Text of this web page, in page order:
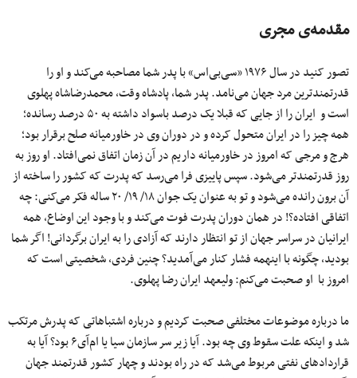
مقدمه‌ی مجری
تصور کنید در سال ۱۹۷۶ «سی‌بی‌اس» با پدر شما مصاحبه می‌کند و او را
قدرتمندترین مرد جهان می‌نامد. پدر شما، پادشاه وقت، محمدرضاشاه پهلوی
است و ایران را از جایی که قبلا یک درصد باسواد داشته به ۵۰ درصد رسانده؛
همه چیز را در ایران متحول کرده و در دوران وی در خاورمیانه صلح برقرار بود؛
هرج و مرجی که امروز در خاورمیانه داریم در آن زمان اتفاق نمی‌افتاد. او روز به
روز قدرتمندتر می‌شود. سپس پاییزی فرا می‌رسد که پدرت که کشور را ساخته از
آن برون رانده می‌شود و تو به عنوان یک جوان ۱۸/ ۱۹/ ۲۰ ساله فکر می‌کنی: چه
اتفاقی افتاده؟! در همان دوران پدرت فوت می‌کند و با وجود این اوضاع، همه
ایرانیان در سراسر جهان از تو انتظار دارند که آزادی را به ایران برگردانی! اگر شما
بودید، چگونه با اینهمه فشار کنار می‌آمدید؟ چنین فردی، شخصیتی است که
امروز با او صحبت می‌کنم: ولیعهد ایران رضا پهلوی.
ما درباره موضوعات مختلفی صحبت کردیم و درباره اشتباهاتی که پدرش مرتکب
شد و اینکه علت سقوط وی چه بود. آیا زیر سر سازمان سیا یا ام‌آی۶ بود؟ آیا به
قراردادهای نفتی مربوط می‌شد که در راه بودند و چهار کشور قدرتمند جهان